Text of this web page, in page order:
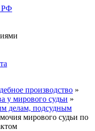
производство »
у мирового судьи »
делам, подсудным
мирового судьи по